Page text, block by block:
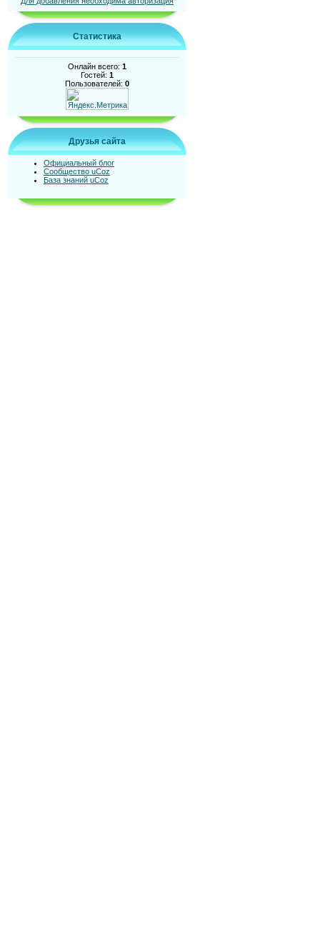
Статистика
Онлайн всего: 1
Гостей: 1
Пользователей: 0
Друзья сайта
Официальный блог
Сообщество uCoz
База знаний uCoz